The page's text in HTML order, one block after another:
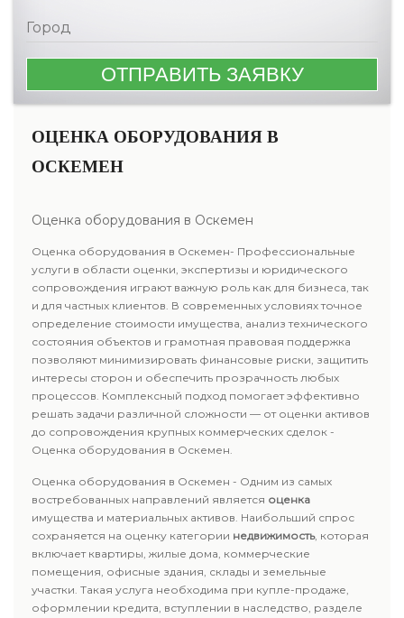
ОЦЕНКА ОБОРУДОВАНИЯ В
ОСКЕМЕН
Оценка оборудования в Оскемен
Оценка оборудования в Оскемен- Профессиональные
услуги в области оценки, экспертизы и юридического
сопровождения играют важную роль как для бизнеса, так
и для частных клиентов. В современных условиях точное
определение стоимости имущества, анализ технического
состояния объектов и грамотная правовая поддержка
позволяют минимизировать финансовые риски, защитить
интересы сторон и обеспечить прозрачность любых
процессов. Комплексный подход помогает эффективно
решать задачи различной сложности — от оценки активов
до сопровождения крупных коммерческих сделок -
Оценка оборудования в Оскемен.
Оценка оборудования в Оскемен - Одним из самых
востребованных направлений является оценка
имущества и материальных активов. Наибольший спрос
сохраняется на оценку категории недвижимость, которая
включает квартиры, жилые дома, коммерческие
помещения, офисные здания, склады и земельные
участки. Такая услуга необходима при купле-продаже,
оформлении кредита, вступлении в наследство, разделе